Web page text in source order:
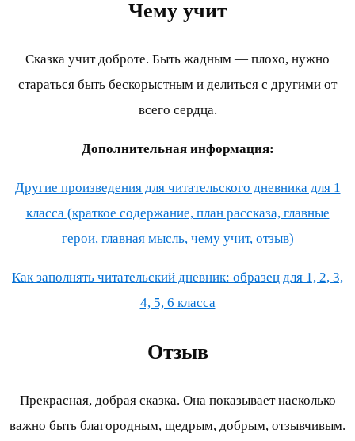
Чему учит
Сказка учит доброте. Быть жадным — плохо, нужно
стараться быть бескорыстным и делиться с другими от
всего сердца.
Дополнительная информация:
Другие произведения для читательского дневника для 1
класса (краткое содержание, план рассказа, главные
герои, главная мысль, чему учит, отзыв)
Как заполнять читательский дневник: образец для 1, 2, 3,
4, 5, 6 класса
Отзыв
Прекрасная, добрая сказка. Она показывает насколько
важно быть благородным, щедрым, добрым, отзывчивым.